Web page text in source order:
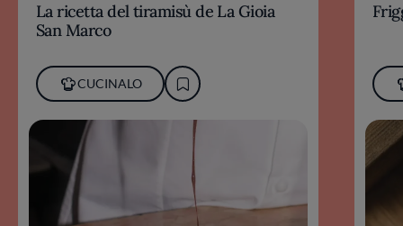
La ricetta del tiramisù de La Gioia
San Marco
CUCINALO